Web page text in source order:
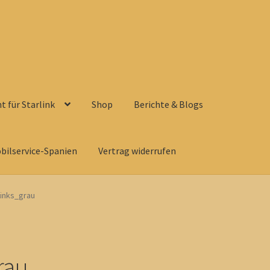
für Starlink Shop Berichte & Blogs
Spanien Vertrag widerrufen